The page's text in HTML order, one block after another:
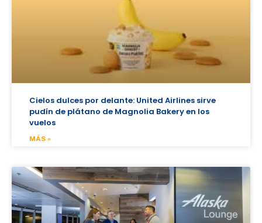
Cielos dulces por delante: United Airlines sirve
pudín de plátano de Magnolia Bakery en los
vuelos
MÁS »